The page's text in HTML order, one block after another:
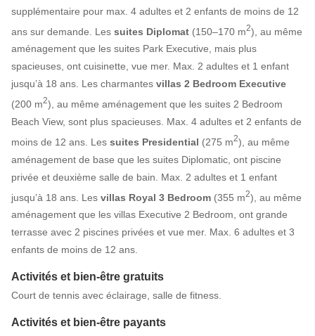
supplémentaire pour max. 4 adultes et 2 enfants de moins de 12
ans sur demande. Les suites Diplomat (150–170 m2), au même
aménagement que les suites Park Executive, mais plus
spacieuses, ont cuisinette, vue mer. Max. 2 adultes et 1 enfant
jusqu’à 18 ans. Les charmantes villas 2 Bedroom Executive
(200 m2), au même aménagement que les suites 2 Bedroom
Beach View, sont plus spacieuses. Max. 4 adultes et 2 enfants de
moins de 12 ans. Les suites Presidential (275 m2), au même
aménagement de base que les suites Diplomatic, ont piscine
privée et deuxième salle de bain. Max. 2 adultes et 1 enfant
jusqu’à 18 ans. Les villas Royal 3 Bedroom (355 m2), au même
aménagement que les villas Executive 2 Bedroom, ont grande
terrasse avec 2 piscines privées et vue mer. Max. 6 adultes et 3
enfants de moins de 12 ans.
Activités et bien-être gratuits
Court de tennis avec éclairage, salle de fitness.
Activités et bien-être payants